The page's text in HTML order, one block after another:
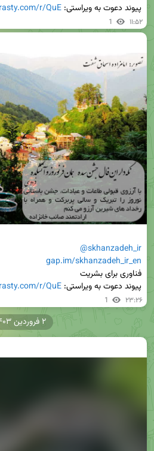
پیوند دعوت به ویراستی: r/QuE
1 ۱۱:۵۲
@skhanzadeh_ir
gap.im/skhanzadeh_ir_en
پیوند دعوت به ویراستی: r/QuE
1 ۲۳:۲۶
۲ فروردین ۱۴۰۳